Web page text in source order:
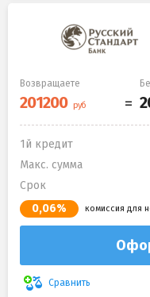
Возвращаете
1й кредит
Макс. сумма
Срок
0,06% комиссия для
Сравнить